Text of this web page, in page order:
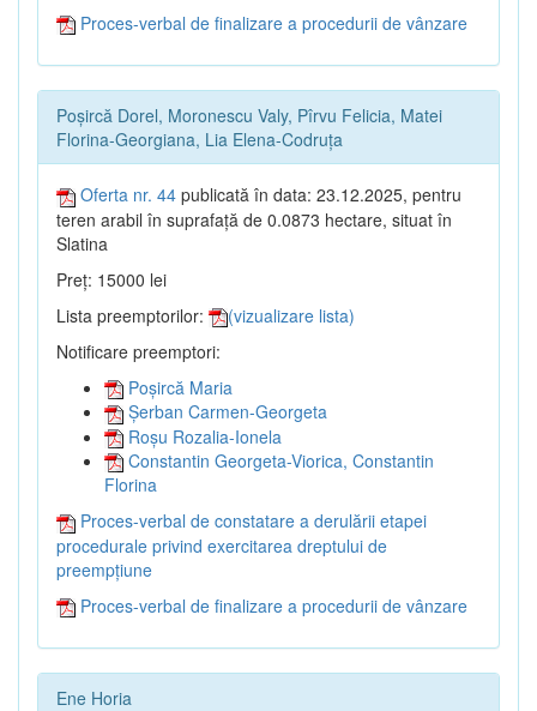
Proces-verbal de finalizare a procedurii de vânzare
Poșircă Dorel, Moronescu Valy, Pîrvu Felicia, Matei
Florina-Georgiana, Lia Elena-Codruța
Oferta nr. 44 publicată în data: 23.12.2025, pentru
teren arabil în suprafață de 0.0873 hectare, situat în
Slatina
Preț: 15000 lei
Lista preemptorilor:
(vizualizare lista)
Notificare preemptori:
Poșircă Maria
Șerban Carmen-Georgeta
Roșu Rozalia-Ionela
Constantin Georgeta-Viorica, Constantin
Florina
Proces-verbal de constatare a derulării etapei
procedurale privind exercitarea dreptului de
preempțiune
Proces-verbal de finalizare a procedurii de vânzare
Ene Horia